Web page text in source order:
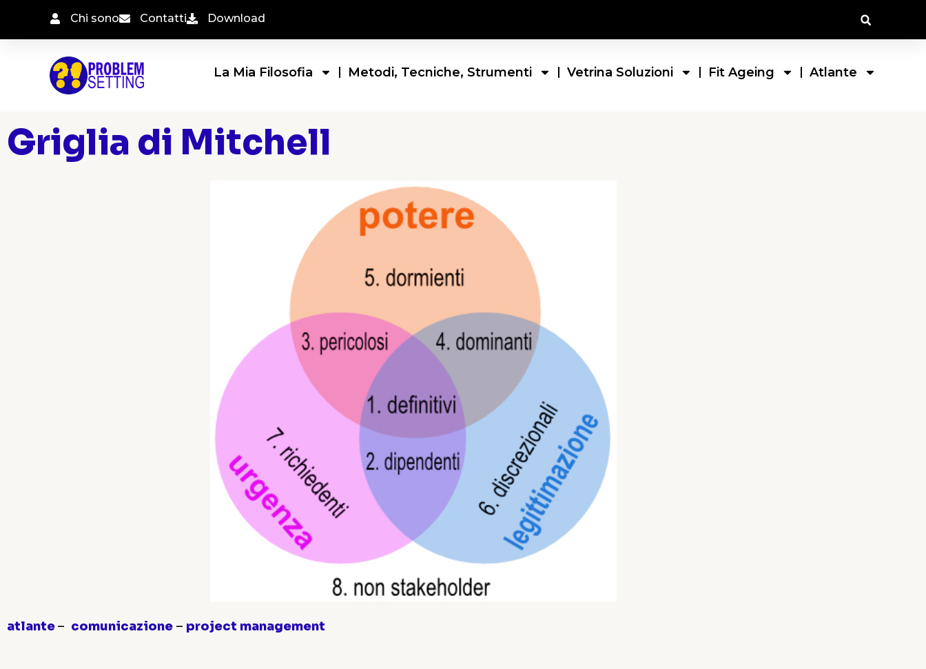
contenuto
Chi sono Contatti Download
La Mia Filosofia Metodi, Tecniche, Strumenti Vetrina Soluzioni Fit Ageing Atlante
Griglia di Mitchell
atlante– comunicazione – project management